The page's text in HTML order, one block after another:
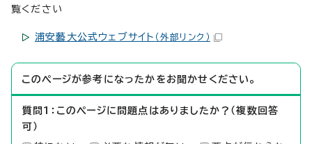
覧ください
浦安藝大公式ウェブサイト （外部リンク）
このページが参考になったかをお聞かせください。
質問1：このページに問題点はありましたか？（複数回答
可）